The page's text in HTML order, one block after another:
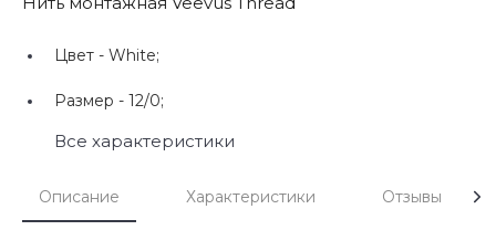
Цвет - White;
Размер - 12/0;
Все характеристики
Описание Характеристики Отзывы